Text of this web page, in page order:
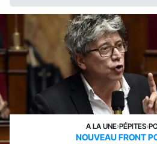
A LA UNE›PÉPITES›
NOUVEAU FRONT